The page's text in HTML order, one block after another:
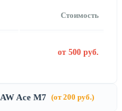
Стоимость
от 500 руб.
Ace M7 (от 200 руб.)